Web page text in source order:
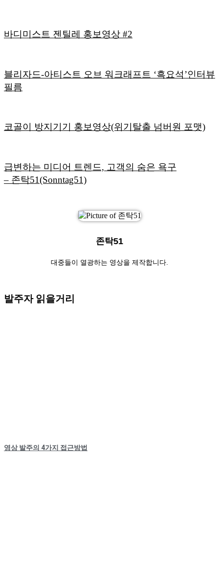
바디미스트 젠틸레 홍보영상 #2
블리자드-아티스트 오브 워크래프트 ‘흑요석’인터뷰
필름
코골이 방지기기 홍보영상(위기탈출 넘버원 포맷)
급변하는 미디어 트렌드, 고객의 숨은 욕구
– 존탁51(Sonntag51)
존탁51
대중들이 열광하는 영상을 제작합니다.
발주자 읽을거리
영상 발주의 4가지 접근방법